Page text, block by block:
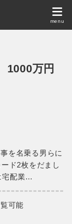
万円
を名乗る男らに
ド2枚をだまし
宅配業…
可能